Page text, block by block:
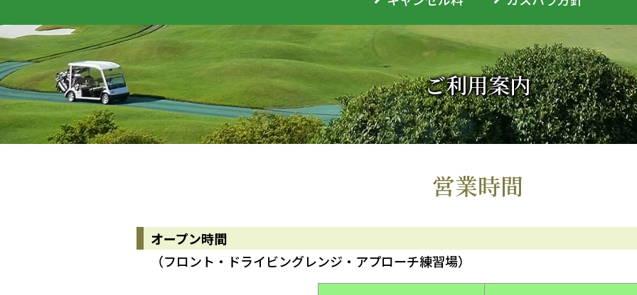
ご利用案内
営業時間
オープン時間
（フロント・ドライビングレンジ・アプローチ練習場）